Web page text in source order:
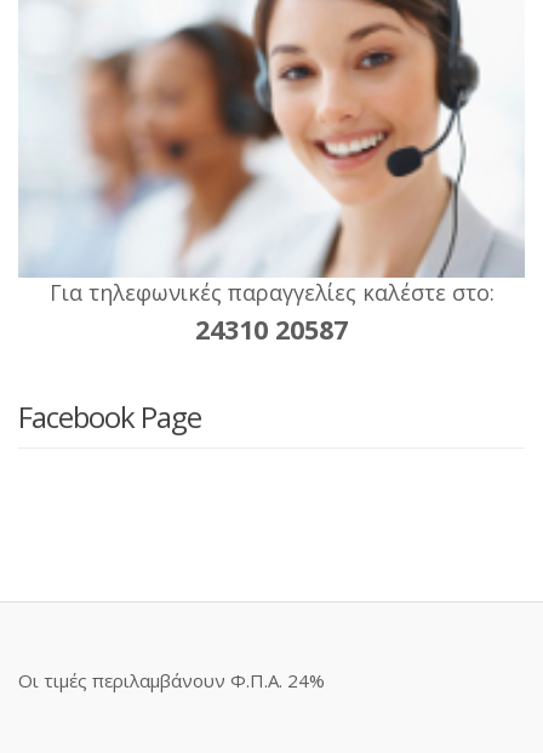
Για τηλεφωνικές παραγγελίες καλέστε στο:
24310 20587
Facebook Page
Οι τιμές περιλαμβάνουν Φ.Π.Α. 24%